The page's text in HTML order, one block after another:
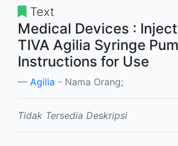
Text
Medical Devices :
TIVA Agilia Syringe
Instructions for Use
Agilia - Nama Orang;
Tidak Tersedia Deskripsi